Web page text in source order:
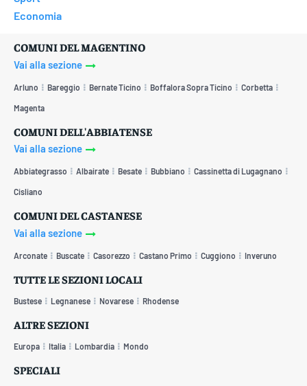
Economia
COMUNI DEL MAGENTINO
Vai alla sezione
Arluno Bareggio Bernate Ticino Boffalora Sopra Ticino Corbetta
Magenta
COMUNI DELL'ABBIATENSE
Vai alla sezione
Abbiategrasso Albairate Besate Bubbiano Cassinetta di Lugagnano
Cisliano
COMUNI DEL CASTANESE
Vai alla sezione
Arconate Buscate Casorezzo Castano Primo Cuggiono Inveruno
TUTTE LE SEZIONI LOCALI
Bustese Legnanese Novarese Rhodense
ALTRE SEZIONI
Europa Italia Lombardia Mondo
SPECIALI